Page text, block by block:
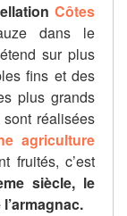
Côtes
dans le
sur plus
fins et des
plus grands
réalisées
agriculture
fruités, c’est
siècle, le